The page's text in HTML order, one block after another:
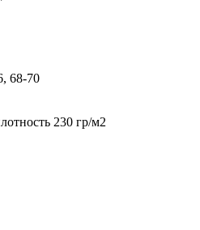
68-70
230 гр/м2